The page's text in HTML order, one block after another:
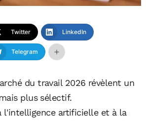
Twitter LinkedIn
Telegram
du travail 2026 révèlent un
plus sélectif.
l'intelligence artificielle et à la